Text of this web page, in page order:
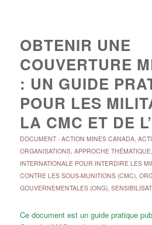
OBTENIR UNE
COUVERTURE
: UN GUIDE
POUR LES
LA CMC ET DE
DOCUMENT- ACTION MINES CANADA,
ORGANISATIONS, APPROCHE THÉMATIQUE,
INTERNATIONALE POUR INTERDIRE LES
CONTRE LES SOUS-MUNITIONS (CMC),
GOUVERNEMENTALES (ONG),
Ce document est un guide pratique